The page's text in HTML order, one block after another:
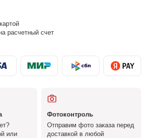
расчетный счет
или
Фотоконтроль
Отправим фото заказа перед
доставкой в любой